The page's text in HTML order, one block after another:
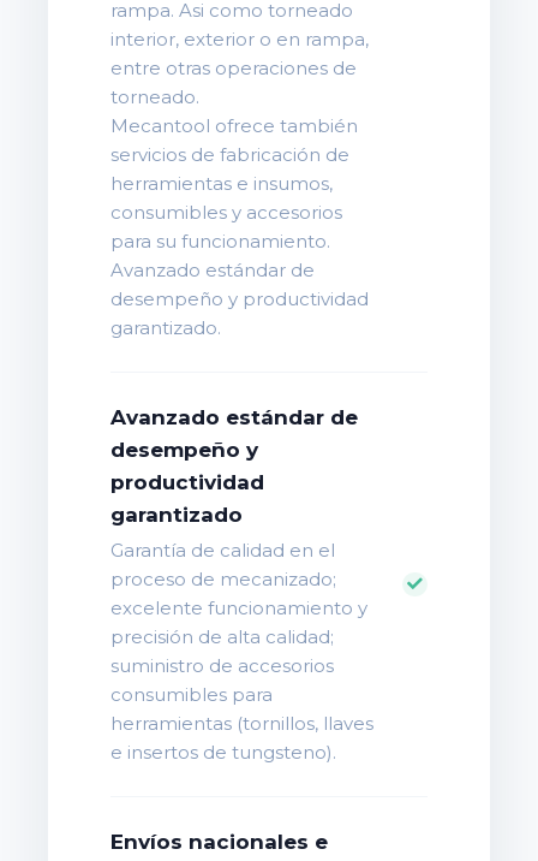
rampa. Asi como torneado
interior, exterior o en rampa,
entre otras operaciones de
torneado.
Mecantool ofrece también
servicios de fabricación de
herramientas e insumos,
consumibles y accesorios
para su funcionamiento.
Avanzado estándar de
desempeño y productividad
garantizado.
Avanzado estándar de
desempeño y
productividad
garantizado
Garantía de calidad en el
proceso de mecanizado;
excelente funcionamiento y
precisión de alta calidad;
suministro de accesorios
consumibles para
herramientas (tornillos, llaves
e insertos de tungsteno).
Envíos nacionales e